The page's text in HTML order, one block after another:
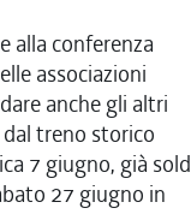
alla conferenza
associazioni
anche gli altri
treno storico
7 giugno, già sold
27 giugno in